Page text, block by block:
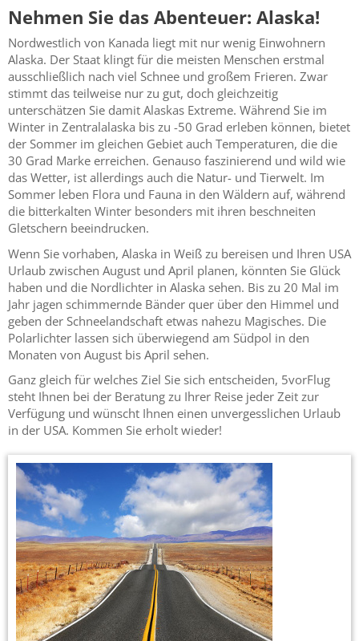
Nehmen Sie das Abenteuer: Alaska!
Nordwestlich von Kanada liegt mit nur wenig Einwohnern
Alaska. Der Staat klingt für die meisten Menschen erstmal
ausschließlich nach viel Schnee und großem Frieren. Zwar
stimmt das teilweise nur zu gut, doch gleichzeitig
unterschätzen Sie damit Alaskas Extreme. Während Sie im
Winter in Zentralalaska bis zu -50 Grad erleben können, bietet
der Sommer im gleichen Gebiet auch Temperaturen, die die
30 Grad Marke erreichen. Genauso faszinierend und wild wie
das Wetter, ist allerdings auch die Natur- und Tierwelt. Im
Sommer leben Flora und Fauna in den Wäldern auf, während
die bitterkalten Winter besonders mit ihren beschneiten
Gletschern beeindrucken.
Wenn Sie vorhaben, Alaska in Weiß zu bereisen und Ihren USA
Urlaub zwischen August und April planen, könnten Sie Glück
haben und die Nordlichter in Alaska sehen. Bis zu 20 Mal im
Jahr jagen schimmernde Bänder quer über den Himmel und
geben der Schneelandschaft etwas nahezu Magisches. Die
Polarlichter lassen sich überwiegend am Südpol in den
Monaten von August bis April sehen.
Ganz gleich für welches Ziel Sie sich entscheiden, 5vorFlug
steht Ihnen bei der Beratung zu Ihrer Reise jeder Zeit zur
Verfügung und wünscht Ihnen einen unvergesslichen Urlaub
in der USA. Kommen Sie erholt wieder!